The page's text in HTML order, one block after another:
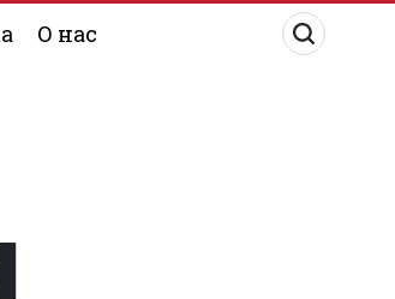
О нас